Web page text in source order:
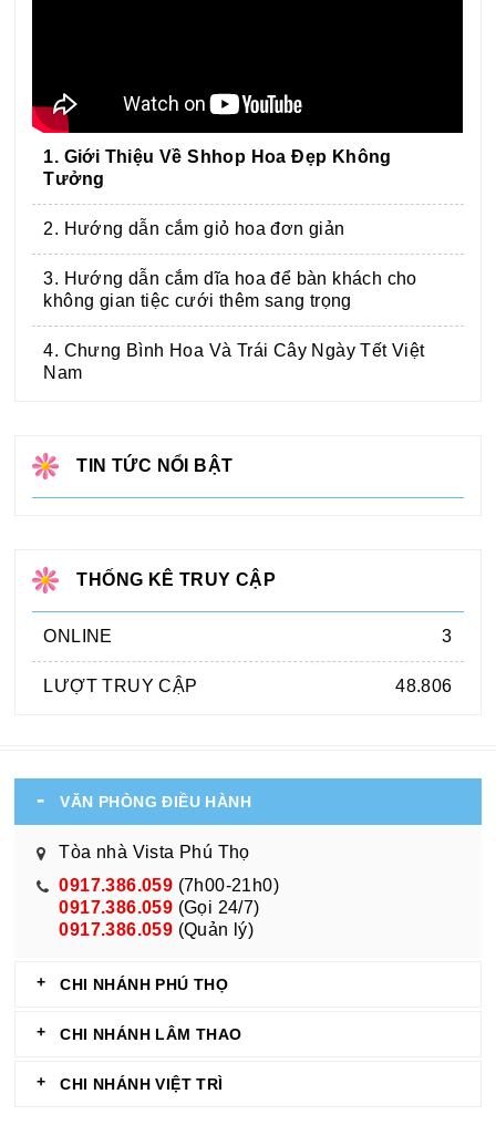
1. Giới Thiệu Về Shhop Hoa Đẹp Không
Tưởng
2. Hướng dẫn cắm giỏ hoa đơn giản
3. Hướng dẫn cắm dĩa hoa để bàn khách cho
không gian tiệc cưới thêm sang trọng
4. Chưng Bình Hoa Và Trái Cây Ngày Tết Việt
Nam
TIN TỨC NỔI BẬT
THỐNG KÊ TRUY CẬP
ONLINE 3
LƯỢT TRUY CẬP 48.806
VĂN PHÒNG ĐIỀU HÀNH
Tòa nhà Vista Phú Thọ
0917.386.059 (7h00-21h0)
0917.386.059 (Gọi 24/7)
0917.386.059 (Quản lý)
CHI NHÁNH PHÚ THỌ
CHI NHÁNH LÂM THAO
CHI NHÁNH VIỆT TRÌ